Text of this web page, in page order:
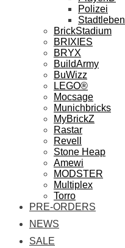
Polizei
Stadtleben
BrickStadium
BRIXIES
BRYX
BuildArmy
BuWizz
LEGO®
Mocsage
Munichbricks
MyBrickZ
Rastar
Revell
Stone Heap
Amewi
MODSTER
Multiplex
Torro
PRE-ORDERS
NEWS
SALE